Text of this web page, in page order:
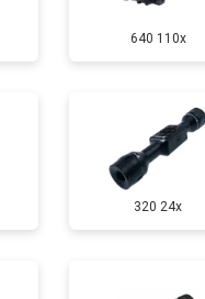
640 110x
320 24x